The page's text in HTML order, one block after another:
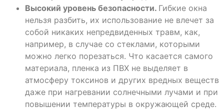
Высокий уровень безопасности. Гибкие окна
нельзя разбить, их использование не влечет за
собой никаких непредвиденных травм, как,
например, в случае со стеклами, которыми
можно легко порезаться. Что касается самого
материала, пленка из ПВХ не выделяет в
атмосферу токсинов и других вредных веществ
даже при нагревании солнечными лучами и при
повышении температуры в окружающей среде.